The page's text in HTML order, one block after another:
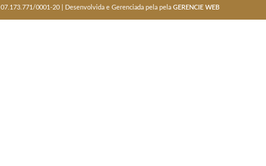
0001-20 | Desenvolvida e Gerenciada pela pela GERENCIE WEB